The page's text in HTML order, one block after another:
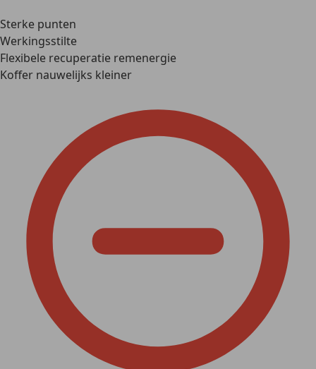
Sterke punten
Werkingsstilte
Flexibele recuperatie remenergie
Koffer nauwelijks kleiner